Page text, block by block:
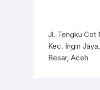
Jl. Tengku Cot
Kec. Ingin
Besar, Aceh